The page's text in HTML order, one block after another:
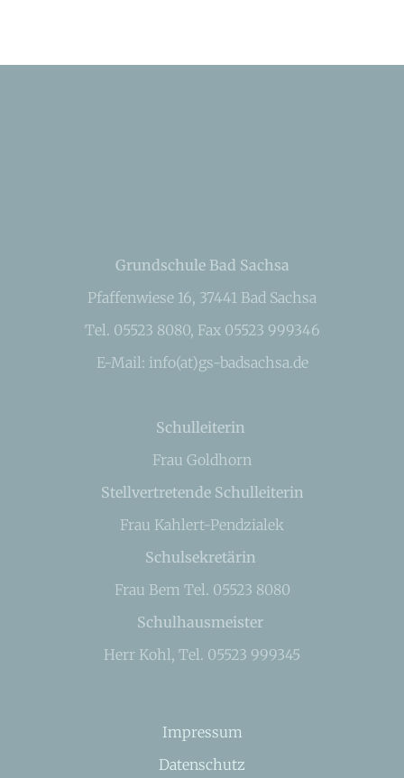
Grundschule Bad Sachsa
Pfaffenwiese 16, 37441 Bad Sachsa
Tel. 05523 8080, Fax 05523 999346
E-Mail: info(at)gs-badsachsa.de
Schulleiterin
Frau Goldhorn
Stellvertretende Schulleiterin
Frau Kahlert-Pendzialek
Schulsekretärin
Frau Bem Tel. 05523 8080
Schulhausmeister
Herr Kohl, Tel. 05523 999345
Impressum
Datenschutz